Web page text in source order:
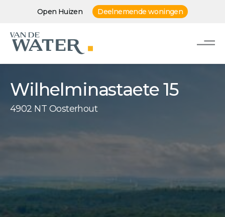
Open Huizen Deelnemende woningen
Wilhelminastaete 15
4902 NT Oosterhout